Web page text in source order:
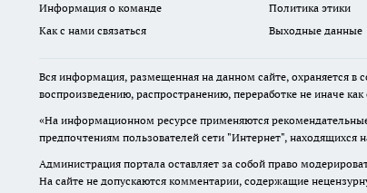
Информация о команде
Политика этики
Как с нами связаться
Выходные данные
Вся информация, размещенная на данном сайте, охраняется в
воспроизведению, распространению, переработке не иначе
«На информационном ресурсе применяются
предпочтениям пользователей сети "Интернет", находящихся
Администрация портала оставляет за собой право
На сайте не допускаются комментарии, содержащие